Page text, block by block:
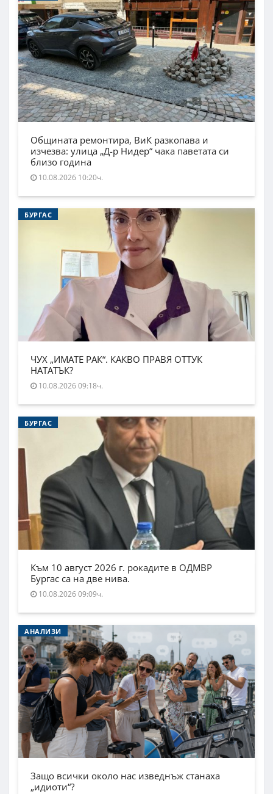
Общината ремонтира, ВиК разкопава и
изчезва: улица „Д-р Нидер“ чака паветата си
близо година
10.08.2026 10:20ч.
БУРГАС
ЧУХ „ИМАТЕ РАК“. КАКВО ПРАВЯ ОТТУК
НАТАТЪК?
10.08.2026 09:18ч.
БУРГАС
Към 10 август 2026 г. рокадите в ОДМВР
Бургас са на две нива.
10.08.2026 09:09ч.
АНАЛИЗИ
Защо всички около нас изведнъж станаха
„идиоти“?